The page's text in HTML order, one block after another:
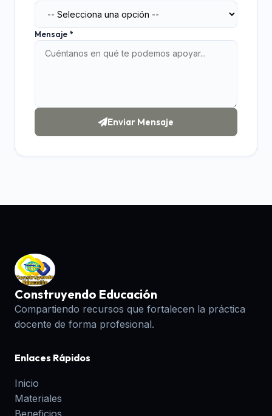
Mensaje *
Enviar Mensaje
Construyendo Educación
Compartiendo recursos que fortalecen la práctica
docente de forma profesional.
Enlaces Rápidos
Inicio
Materiales
Beneficios